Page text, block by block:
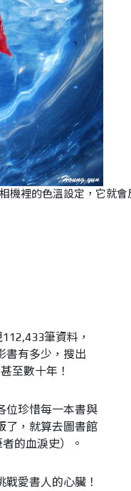
機裡的色溫設定，它就會
筆資料，
書有多少，搜出
至數十年！
位珍惜每一本書與
了，就算去圖書館
的血淚史）。
愛書人的心臟！